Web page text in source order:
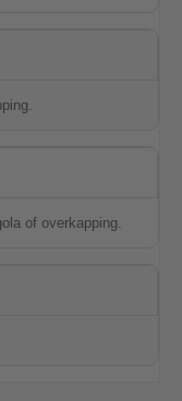
of overkapping.